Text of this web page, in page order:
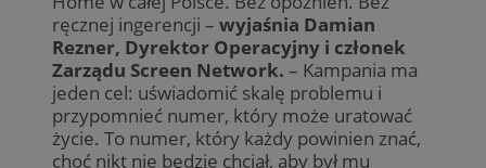
ręcznej ingerencji – wyjaśnia Damian
Rezner, Dyrektor Operacyjny i członek
Zarządu Screen Network. – Kampania ma
jeden cel: uświadomić skalę problemu i
przypomnieć numer, który może uratować
życie. To numer, który każdy powinien znać,
choć nikt nie będzie chciał, aby był mu